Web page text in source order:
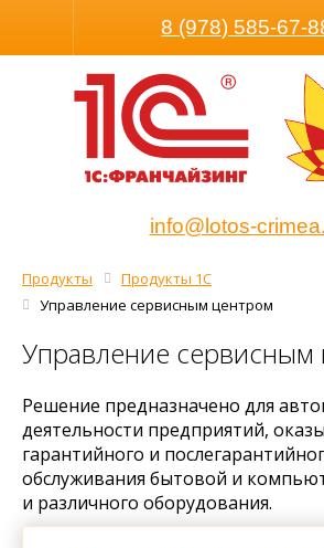
Размер шрифта8 (978) 585-67-
info@lotos-
Продукты
Продукты 1С
Управление сервисным центром
Управление сервисным
Решение предназначено для
деятельности предприятий,
гарантийного и
обслуживания бытовой и
и различного оборудования.